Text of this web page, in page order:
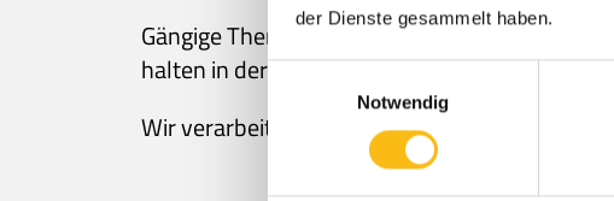
der Dienste gesammelt haben.
Einwilligungsauswahl
Notwendig
Gängige Thermoplaste können
halten in der Praxis bis zu 260°C Hitze
Wir verarbeiten im Haus ausschließlich